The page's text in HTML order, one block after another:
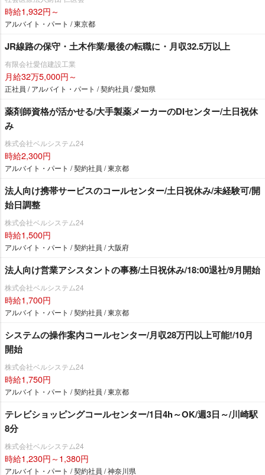
時給1,932円～
アルバイト・パート / 東京都
JR線路の保守・土木作業/最後の転職に・月収32.5万以上
有限会社愛信建設工業
月給32万5,000円～
正社員 / アルバイト・パート / 契約社員 / 愛知県
薬剤師資格が活かせる/大手製薬メーカーのDIセンター/土日祝休
み
株式会社ベルシステム24
時給2,300円
アルバイト・パート / 契約社員 / 東京都
法人向け携帯サービスのコールセンター/土日祝休み/未経験可/開
始日調整
株式会社ベルシステム24
時給1,500円
アルバイト・パート / 契約社員 / 大阪府
法人向け営業アシスタントの事務/土日祝休み/18:00退社/9月開始
株式会社ベルシステム24
時給1,700円
アルバイト・パート / 契約社員 / 東京都
システムの操作案内コールセンター/月収28万円以上可能!/10月
開始
株式会社ベルシステム24
時給1,750円
アルバイト・パート / 契約社員 / 東京都
テレビショッピングコールセンター/1日4h～OK/週3日～/川崎駅
8分
株式会社ベルシステム24
時給1,230円～1,380円
アルバイト・パート / 契約社員 / 神奈川県